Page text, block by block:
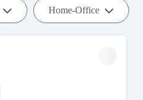
Home-Office